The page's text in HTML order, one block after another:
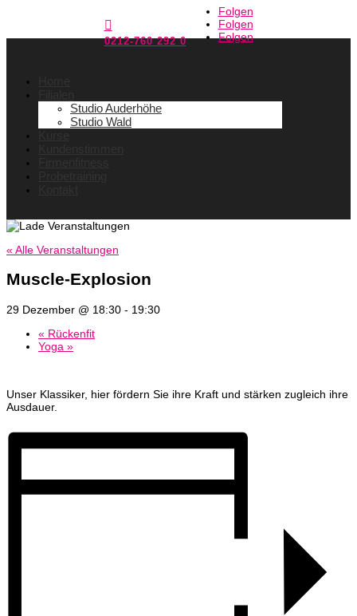

0212-760 292 0
Folgen
Folgen
Folgen
Studio Auderhöhe
Studio Wald
« Alle Veranstaltungen
Muscle-Explosion
29 Dezember @ 18:30 - 19:30
« Rückenfit
Yoga »
Unser Klassiker, hier fördern Sie ihre Kraft und stärken zugleich ihre
Ausdauer.